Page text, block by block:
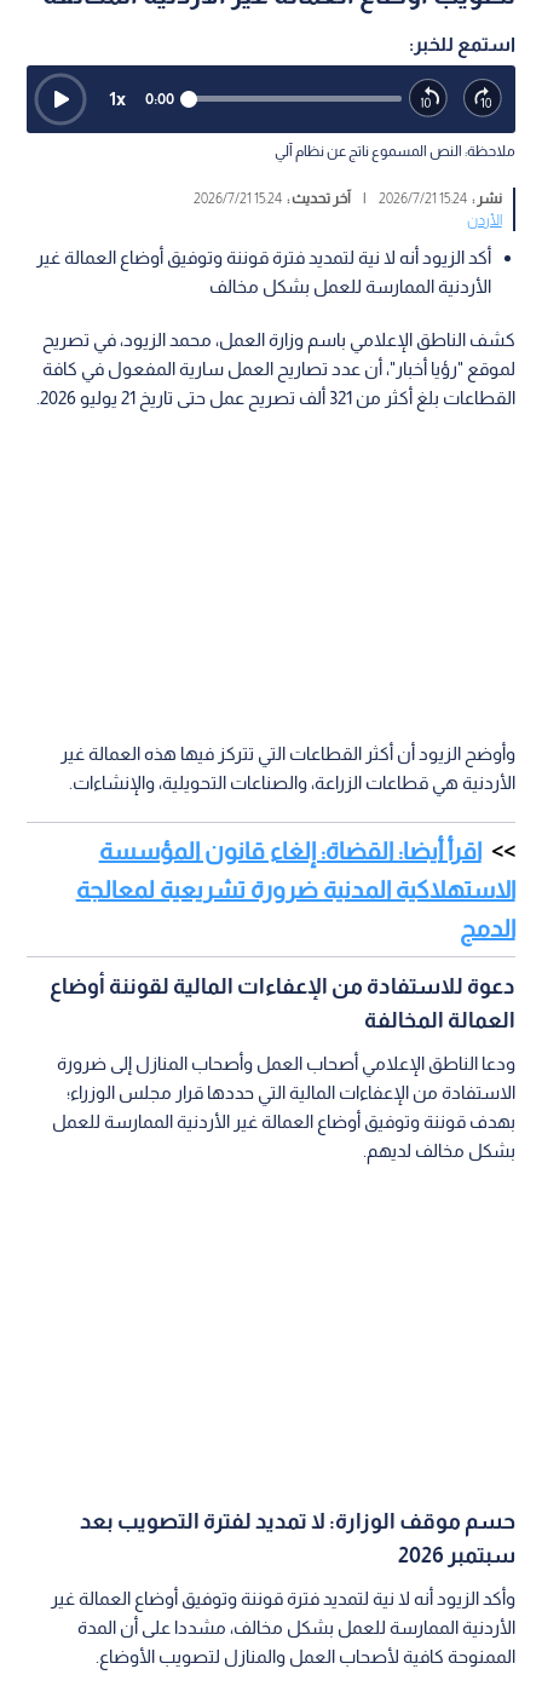
استمع للخبر:
0:00
1x
ملاحظة: النص المسموع ناتج عن نظام آلي
نشر :15:24 2026/7/21
| آخر تحديث :15:24 2026/7/21
الأردن
أكد الزيود أنه لا نية لتمديد فترة قوننة وتوفيق أوضاع العمالة غير
الأردنية الممارسة للعمل بشكل مخالف
كشف الناطق الإعلامي باسم وزارة العمل، محمد الزيود، في تصريح
لموقع "رؤيا أخبار"، أن عدد تصاريح العمل سارية المفعول في كافة
القطاعات بلغ أكثر من 321 ألف تصريح عمل حتى تاريخ 21 يوليو 2026.
وأوضح الزيود أن أكثر القطاعات التي تتركز فيها هذه العمالة غير
الأردنية هي قطاعات الزراعة، والصناعات التحويلية، والإنشاءات.
اقرأ أيضا: القضاة: إلغاء قانون المؤسسة
الاستهلاكية المدنية ضرورة تشريعية لمعالجة
الدمج
دعوة للاستفادة من الإعفاءات المالية لقوننة أوضاع
العمالة المخالفة
ودعا الناطق الإعلامي أصحاب العمل وأصحاب المنازل إلى ضرورة
الاستفادة من الإعفاءات المالية التي حددها قرار مجلس الوزراء؛
بهدف قوننة وتوفيق أوضاع العمالة غير الأردنية الممارسة للعمل
بشكل مخالف لديهم.
حسم موقف الوزارة: لا تمديد لفترة التصويب بعد
سبتمبر 2026
وأكد الزيود أنه لا نية لتمديد فترة قوننة وتوفيق أوضاع العمالة غير
الأردنية الممارسة للعمل بشكل مخالف، مشددا على أن المدة
الممنوحة كافية لأصحاب العمل والمنازل لتصويب الأوضاع.